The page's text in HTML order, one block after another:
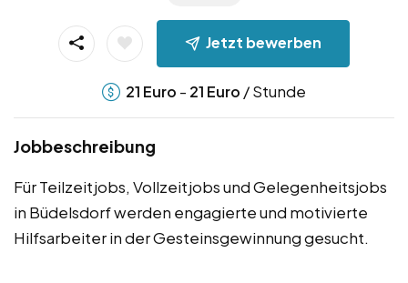
Jetzt bewerben
21 Euro - 21 Euro / Stunde
Jobbeschreibung
Für Teilzeitjobs, Vollzeitjobs und Gelegenheitsjobs
in Büdelsdorf werden engagierte und motivierte
Hilfsarbeiter in der Gesteinsgewinnung gesucht.